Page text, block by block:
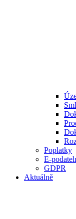
Poplatky
E-
GDPR
Aktuálně